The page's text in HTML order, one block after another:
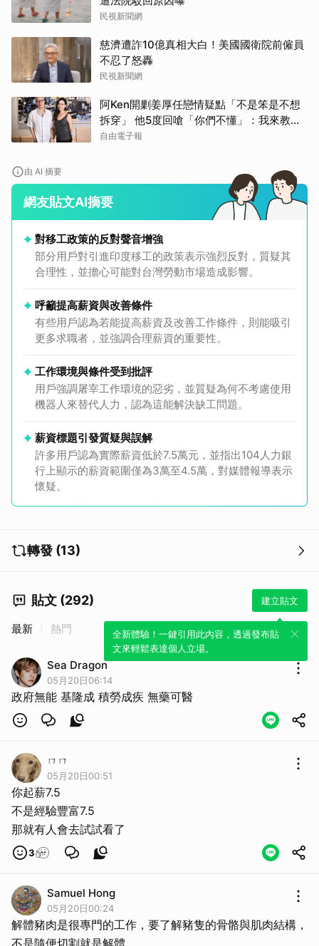
民視新聞網
慈濟遭詐10億真相大白！美國國衛院前僱員
不忍了怒轟
民視新聞網
阿Ken開剿姜厚任戀情疑點「不是笨是不想
拆穿」 他5度回嗆「你們不懂」：我來教育
你們
自由電子報
由 AI 摘要
網友貼文AI摘要
對移工政策的反對聲音增強
部分用戶對引進印度移工的政策表示強烈反對，質疑其
合理性，並擔心可能對台灣勞動市場造成影響。
呼籲提高薪資與改善條件
有些用戶認為若能提高薪資及改善工作條件，則能吸引
更多求職者，並強調合理薪資的重要性。
工作環境與條件受到批評
用戶強調屠宰工作環境的惡劣，並質疑為何不考慮使用
機器人來替代人力，認為這能解決缺工問題。
薪資標題引發質疑與誤解
許多用戶認為實際薪資低於7.5萬元，並指出104人力銀
行上顯示的薪資範圍僅為3萬至4.5萬，對媒體報導表示
懷疑。
轉發 (13)
貼文 (292) 建立貼文
全新體驗！一鍵引用此內容，透過發布貼
文來輕鬆表達個人立場。
最新 熱門
Sea Dragon
05月20日06:14
政府無能 基隆成 積勞成疾 無藥可醫
ㄇㄇ
05月20日00:51
你起薪7.5
不是經驗豐富7.5
那就有人會去試試看了
3
Samuel Hong
05月20日00:24
解體豬肉是很專門的工作，要了解豬隻的骨骼與肌肉結構，
取消